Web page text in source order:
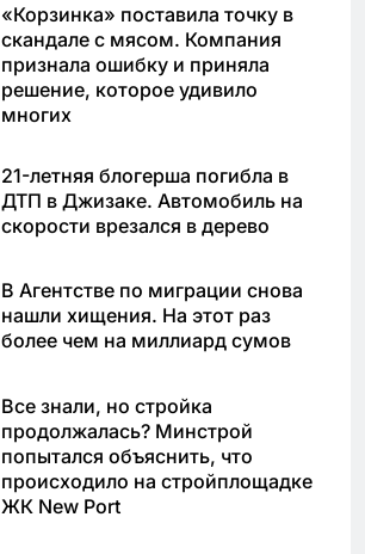
«Корзинка» поставила точку в
скандале с мясом. Компания
признала ошибку и приняла
решение, которое удивило
многих
21-летняя блогерша погибла в
ДТП в Джизаке. Автомобиль на
скорости врезался в дерево
В Агентстве по миграции снова
нашли хищения. На этот раз
более чем на миллиард сумов
Все знали, но стройка
продолжалась? Минстрой
попытался объяснить, что
происходило на стройплощадке
ЖК New Port